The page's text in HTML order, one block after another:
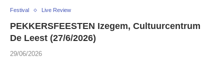
Festival Live Review
PEKKERSFEESTEN Izegem, Cultuurcentrum
De Leest (27/6/2026)
29/06/2026